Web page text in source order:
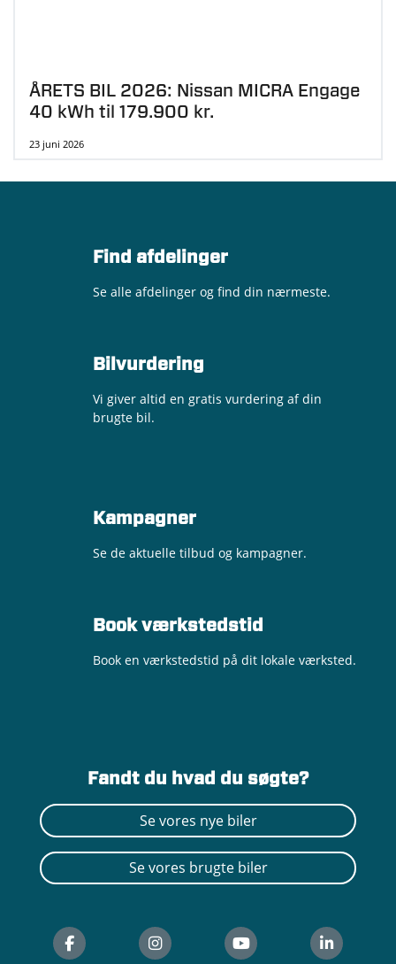
ÅRETS BIL 2026: Nissan MICRA Engage
40 kWh til 179.900 kr.
23 juni 2026
Find afdelinger
Se alle afdelinger og find din nærmeste.
Bilvurdering
Vi giver altid en gratis vurdering af din
brugte bil.
Kampagner
Se de aktuelle tilbud og kampagner.
Book værkstedstid
Book en værkstedstid på dit lokale værksted.
Fandt du hvad du søgte?
Se vores nye biler
Se vores brugte biler